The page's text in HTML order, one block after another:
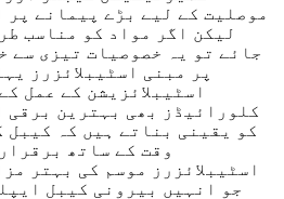
موصلیت کے لیے بڑے پیمانے پر
لیکن اگر مواد کو مناسب
جائے تو یہ خصوصیات تیزی سے
پر مبنی اسٹیبلائزرز
اسٹیبلائزیشن کے عمل
کلورائیڈز بھی بہترین برقی
کو یقینی بناتے ہیں کہ کیبل
وقت کے ساتھ
اسٹیبلائزرز موسم کی بہتر
جو انہیں بیرونی کیبل